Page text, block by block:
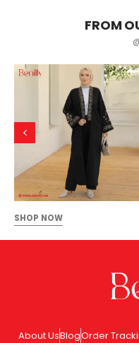
FROM
SHOP NOW
About UsBlogOrder